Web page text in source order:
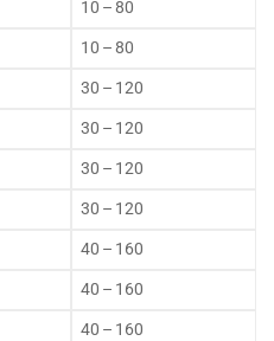
10 – 80
10 – 80
30 – 120
30 – 120
30 – 120
30 – 120
40 – 160
40 – 160
40 – 160